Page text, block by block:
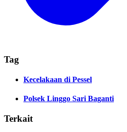
Tag
Kecelakaan di Pessel
Polsek Linggo Sari Baganti
Terkait